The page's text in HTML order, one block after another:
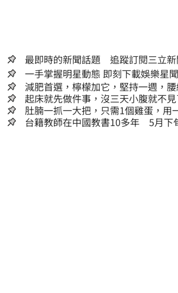
最即時的新聞話題 追蹤訂閱三立新
一手掌握明星動態 即刻下載娛
減肥首選，檸檬加它，堅持一週，
人生
起床就先做件事，沒三天小腹就不
小！
肚腩一抓一大把，只需1個雞蛋，用
台籍教師在中國教書10多年 5月下